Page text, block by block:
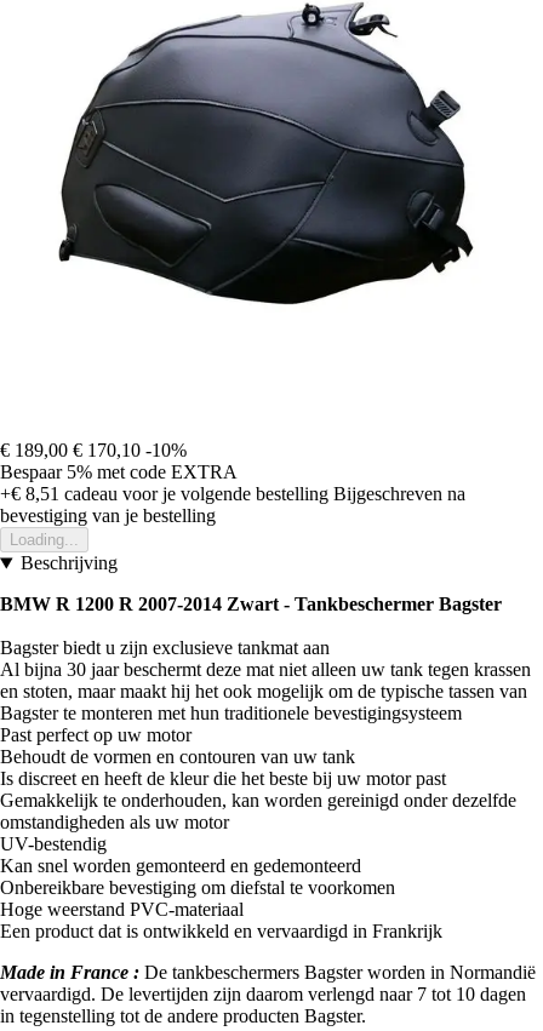
€ 189,00 € 170,10 -10%
Bespaar 5% met code EXTRA
+€ 8,51 cadeau voor je volgende bestelling Bijgeschreven na
bevestiging van je bestelling
Loading...
Beschrijving
BMW R 1200 R 2007-2014 Zwart - Tankbeschermer Bagster
Bagster biedt u zijn exclusieve tankmat aan
Al bijna 30 jaar beschermt deze mat niet alleen uw tank tegen krassen
en stoten, maar maakt hij het ook mogelijk om de typische tassen van
Bagster te monteren met hun traditionele bevestigingsysteem
Past perfect op uw motor
Behoudt de vormen en contouren van uw tank
Is discreet en heeft de kleur die het beste bij uw motor past
Gemakkelijk te onderhouden, kan worden gereinigd onder dezelfde
omstandigheden als uw motor
UV-bestendig
Kan snel worden gemonteerd en gedemonteerd
Onbereikbare bevestiging om diefstal te voorkomen
Hoge weerstand PVC-materiaal
Een product dat is ontwikkeld en vervaardigd in Frankrijk
Made in France : De tankbeschermers Bagster worden in Normandië
vervaardigd. De levertijden zijn daarom verlengd naar 7 tot 10 dagen
in tegenstelling tot de andere producten Bagster.